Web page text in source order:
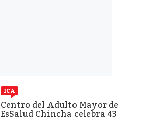
ICA
Centro del Adulto Mayor de
EsSalud Chincha celebra 43